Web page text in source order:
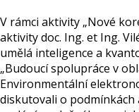
V rámci aktivity „Nové
aktivity doc. Ing. et Ing.
umělá inteligence a
„Budoucí spolupráce v
Environmentální
diskutovali o